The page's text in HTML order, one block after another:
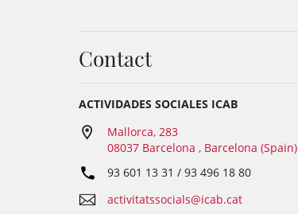
Contact
ACTIVIDADES SOCIALES ICAB
Mallorca, 283
08037 Barcelona , Barcelona (Spain)
93 601 13 31 / 93 496 18 80
activitatssocials@icab.cat